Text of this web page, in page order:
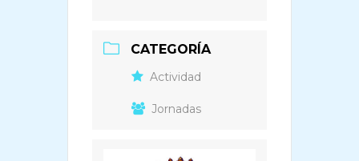
CATEGORÍA
Actividad
Jornadas